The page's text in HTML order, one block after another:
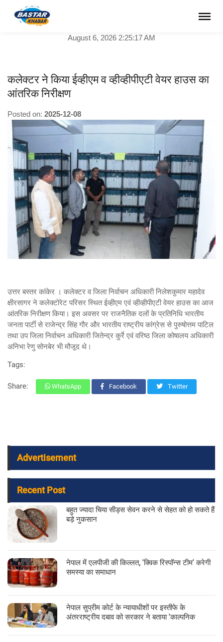
August 6, 2026 2:25:17 AM
कलेक्टर ने किया ईव्हीएम व व्हीव्हीपीएटी वेयर हाउस का
आंतरिक निरीक्षण
Posted on: 2025-12-08
उत्तर बस्तर कांकेर । कलेक्टर व जिला निर्वाचन अधिकारी निलेशकुमार महादेव
क्षीरसागर ने कलेक्टोरेट परिसर स्थित ईव्हीएम एवं व्हीव्हीपीएटी वेयर हाउस का आज
आंतरिक निरीक्षण किया। इस अवसर पर राजनैतिक दलों के प्रतिनिधि भारतीय
जनता पार्टी से राजेन्द्र सिंह गौर और भारतीय राष्ट्रीय कांग्रेस से पुरुषोत्तम पाटिल
तथा उप जिला निर्वाचन अधिकारी जितेन्द्र कुर्रे एवं वरिष्ठ जिला कोषालय अधिकारी
अनिभा रेणु सोनबेर भी मौजूद थे।
Tags:
Share: WhatsApp Facebook Twitter
Advertisement
Recent Post
बहुत ज्यादा चिया सीड्स सेवन करने से सेहत को हो सकते हैं
बड़े नुकसान
नेपाल में एलपीजी की किल्लत, 'क्विक रिस्पॉन्स टीम' करेगी
समस्या का समाधान
नेपाल सुप्रीम कोर्ट के न्यायाधीशों पर इस्तीफे के
अंतरराष्ट्रीय दबाव को सरकार ने बताया 'काल्पनिक